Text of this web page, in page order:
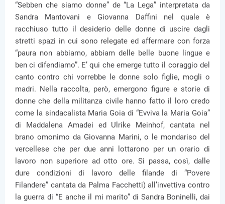
“Sebben che siamo donne” de “La Lega” interpretata da
Sandra Mantovani e Giovanna Daffini nel quale è
racchiuso tutto il desiderio delle donne di uscire dagli
stretti spazi in cui sono relegate ed affermare con forza
“paura non abbiamo, abbiam delle belle buone lingue e
ben ci difendiamo”. E’ qui che emerge tutto il coraggio del
canto contro chi vorrebbe le donne solo figlie, mogli o
madri. Nella raccolta, però, emergono figure e storie di
donne che della militanza civile hanno fatto il loro credo
come la sindacalista Maria Goia di “Evviva la Maria Goia”
di Maddalena Amadei ed Ulrike Meinhof, cantata nel
brano omonimo da Giovanna Marini, o le mondariso del
vercellese che per due anni lottarono per un orario di
lavoro non superiore ad otto ore. Si passa, così, dalle
dure condizioni di lavoro delle filande di “Povere
Filandere” cantata da Palma Facchetti) all’invettiva contro
la guerra di “E anche il mi marito” di Sandra Boninelli, dai